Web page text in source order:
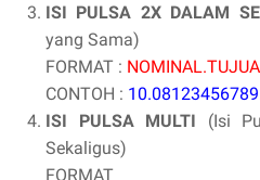
ISI PULSA 2X DALAM
yang Sama)
FORMAT :
CONTOH :
ISI PULSA MULTI (Isi
Sekaligus)